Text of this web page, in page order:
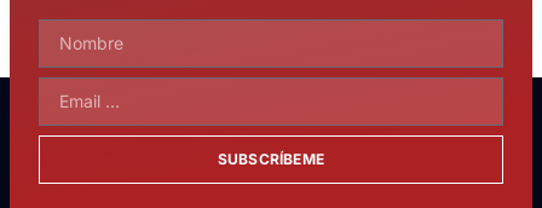
SUBSCRÍBEME